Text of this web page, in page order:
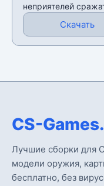
неприятелей
Скачать
CS-
Лучшие сборки для
модели оружия,
бесплатно, без